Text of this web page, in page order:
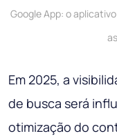
Google App: o
Em 2025, a
de busca será
otimização do